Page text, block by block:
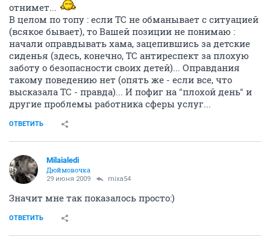
отнимет...
В целом по топу : если ТС не обманывает с ситуацией
(всякое бывает), то Вашей позиции не понимаю :
начали оправдывать хама, зацепившись за детские
сиденья (здесь, конечно, ТС антиреспект за плохую
заботу о безопасности своих детей)... Оправдания
такому поведению нет (опять же - если все, что
высказала ТС - правда)... И пофиг на "плохой день" и
другие проблемы работника сферы услуг...
ОТВЕТИТЬ
Milaialedi
Дюймовочка
29 июня 2009 mixa54
Значит мне так показалось просто:)
ОТВЕТИТЬ